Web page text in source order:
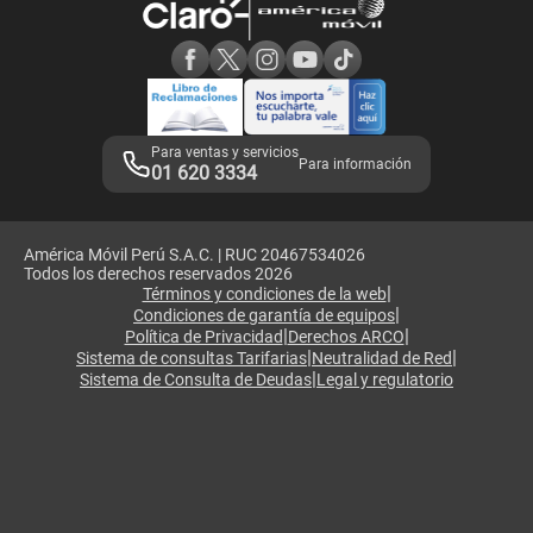
Adquirientes iPhone 6, 6S y SE
Mensaje de Seguridad
Términos y Condiciones de Tienda Claro
Libro de Reclamaciones
Legales de marketplace
Para ventas y servicios
01 620 3334 Para información
América Móvil Perú S.A.C. | RUC 20467534026
Todos los derechos reservados 2026
Términos y condiciones de la web|
Condiciones de garantía de equipos|
Política de Privacidad|Derechos ARCO|
Sistema de consultas Tarifarias|Neutralidad de Red|
Sistema de Consulta de Deudas|Legal y regulatorio